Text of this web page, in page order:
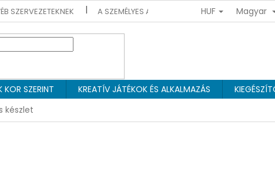
SZERVEZETEKNEK A SZEMÉLYES ADATOK VÉDELMÉNEK FELTÉTELEI
HUF Magyar
KOR SZERINT KREATÍV JÁTÉKOK ÉS ALKALMAZÁS
készlet